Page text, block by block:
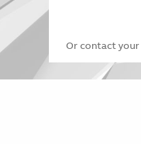
Or contact your